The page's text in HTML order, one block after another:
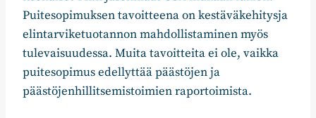
Puitesopimuksen tavoitteena on kestäväkehitysja
elintarviketuotannon mahdollistaminen myös
tulevaisuudessa. Muita tavoitteita ei ole, vaikka
puitesopimus edellyttää päästöjen ja
päästöjenhillitsemistoimien raportoimista.